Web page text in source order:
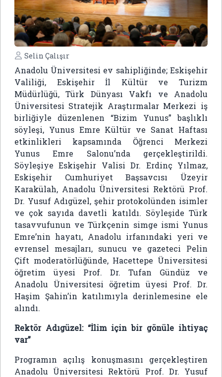
Selin Çalışır
Anadolu Üniversitesi ev sahipliğinde; Eskişehir
Valiliği, Eskişehir İl Kültür ve Turizm
Müdürlüğü,Türk Dünyası Vakfı ve Anadolu
Üniversitesi Stratejik Araştırmalar Merkezi iş
birliğiyle düzenlenen “Bizim Yunus” başlıklı
söyleşi, Yunus Emre Kültür ve Sanat Haftası
etkinlikleri kapsamında Öğrenci Merkezi
Yunus Emre Salonu’nda gerçekleştirildi.
Söyleşiye Eskişehir Valisi Dr. Erdinç Yılmaz,
Eskişehir Cumhuriyet Başsavcısı Üzeyir
Karakülah, Anadolu Üniversitesi Rektörü Prof.
Dr. Yusuf Adıgüzel, şehir protokolünden isimler
ve çok sayıda davetli katıldı. Söyleşide Türk
tasavvufunun ve Türkçenin simge ismi Yunus
Emre’nin hayatı, Anadolu irfanındaki yeri ve
evrensel mesajları, sunucu ve gazeteci Pelin
Çift moderatörlüğünde, Hacettepe Üniversitesi
öğretim üyesi Prof. Dr. Tufan Gündüz ve
Anadolu Üniversitesi öğretim üyesi Prof. Dr.
Haşim Şahin’in katılımıyla derinlemesine ele
alındı.
Rektör Adıgüzel: “İlim için bir gönüle ihtiyaç
var”
Programın açılış konuşmasını gerçekleştiren
Anadolu Üniversitesi Rektörü Prof. Dr. Yusuf